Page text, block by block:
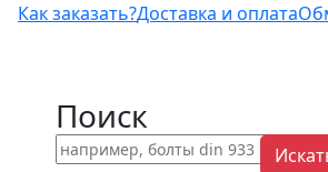
Как заказать?Доставка и оплата
Поиск